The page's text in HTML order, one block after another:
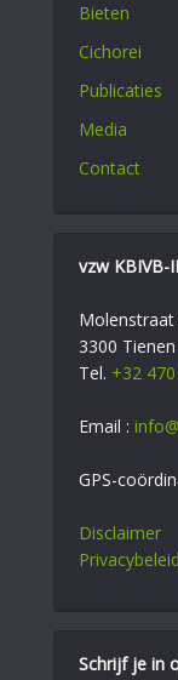
Bieten
Cichorei
Publicaties
Media
Contact
vzw KBIVB-
Molenstraat
3300
Tel. +32
Email :
GPS-
Disclaimer
Privacybeleid
Schrijf je in